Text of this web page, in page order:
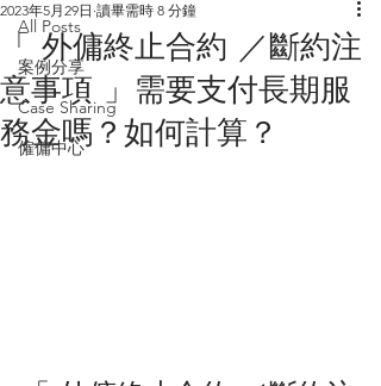
All Posts
案例分享
Case Sharing
僱傭中心
「 外傭終止合約 ／斷約注
意事項 」需要支付長期服
務金嗎？如何計算？
2023年5月29日 讀畢需時 8 分鐘